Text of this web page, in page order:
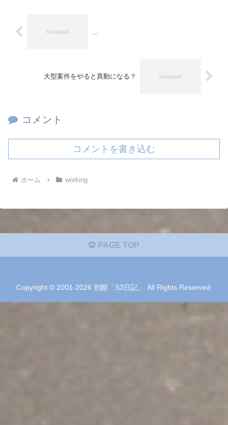
大型案件をやると異動になる？
コメント
コメントを書き込む
ホーム working
PAGE TOP
Copyright © 2001-2026 別館「S3日記」 All Rights Reserved.